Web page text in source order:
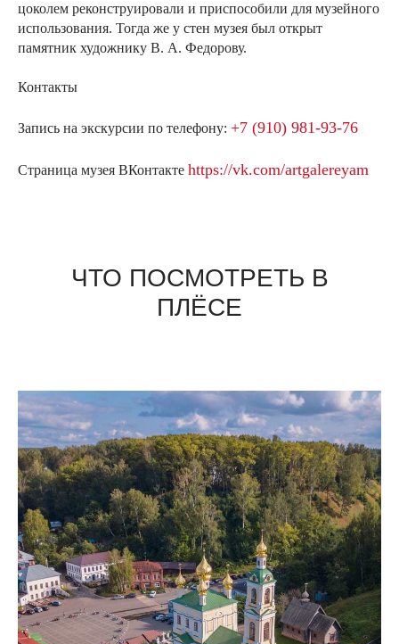
цоколем реконструировали и приспособили для музейного
использования. Тогда же у стен музея был открыт
памятник художнику В. А. Федорову.
Контакты
Запись на экскурсии по телефону: +7 (910) 981-93-76
Страница музея ВКонтакте https://vk.com/artgalereyam
ЧТО ПОСМОТРЕТЬ В
ПЛЁСЕ